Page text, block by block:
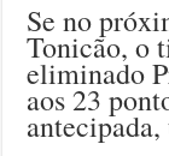
Se no
Tonicão, o
eliminado
aos 23
antecipada,